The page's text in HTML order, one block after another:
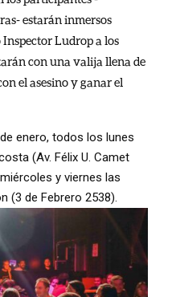
estarán inmersos
Ludrop a los
con una valija llena de
el asesino y ganar el
enero, todos los lunes
(Av. Félix U. Camet
y viernes las
(3 de Febrero 2538).